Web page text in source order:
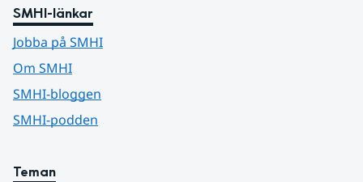
SMHI-länkar
Jobba på SMHI
Om SMHI
SMHI-bloggen
SMHI-podden
Teman